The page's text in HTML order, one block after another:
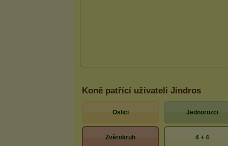
Koně patřící uživateli Jindros
Oslici Jednorozci
Zvěrokruh 4 + 4